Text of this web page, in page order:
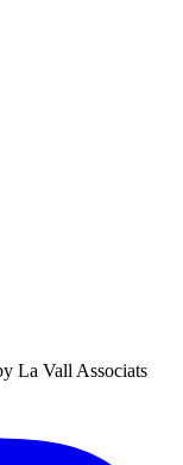
La Vall Associats